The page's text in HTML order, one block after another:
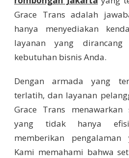
Grace Trans adalah
hanya menyediakan
layanan yang dirancang
kebutuhan bisnis Anda.
Dengan armada yang
terlatih, dan layanan
Grace Trans menawarkan
yang tidak hanya
memberikan pengalaman
Kami memahami bahwa